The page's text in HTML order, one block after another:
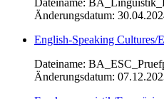
Änderungsdatum:
English-Speaking Cultures/
Dateiname:
Änderungsdatum: